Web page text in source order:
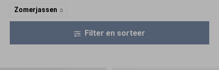
Zomerjassen
Filter en sorteer